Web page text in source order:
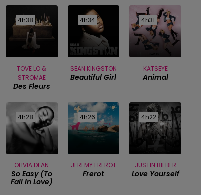
4h38
4h38
TOVE LO &
STROMAE
Des Fleurs
4h34
4h34
SEAN KINGSTON
Beautiful Girl
4h31
4h31
KATSEYE
Animal
4h28
4h28
OLIVIA DEAN
So Easy (to
Fall In Love)
4h26
4h26
JEREMY FREROT
Frerot
4h22
4h22
JUSTIN BIEBER
Love Yourself